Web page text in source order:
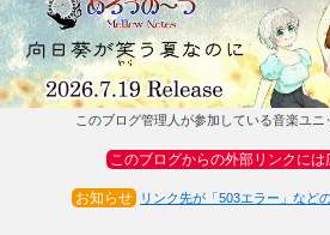
このブログ管理人が参加している音楽ユ
このブログからの外部リンクに
お知らせ リンク先が「503エラー」など